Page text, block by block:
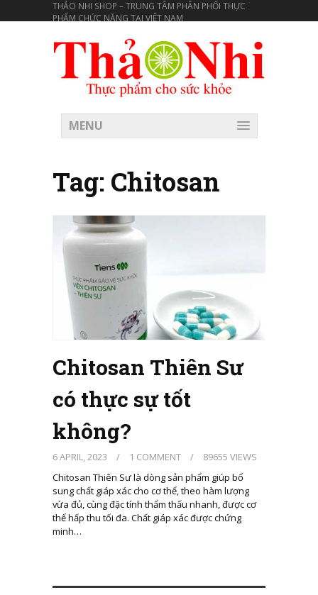
THẢO NHI SHOP – TRUNG TÂM PHÂN PHỐI THỰC
PHẨM CHỨC NĂNG TẠI VIÊT NAM
MENU
Tag: Chitosan
Chitosan Thiên Sư
có thực sự tốt
không?
6 APRIL, 2023 / 1 COMMENT /
89655 VIEWS
Chitosan Thiên Sư là dòng sản phẩm giúp bổ
sung chất giáp xác cho cơ thể, theo hàm lượng
vừa đủ, cùng đặc tính thẩm thấu nhanh, được cơ
thể hấp thu tối đa. Chất giáp xác được chứng
minh…